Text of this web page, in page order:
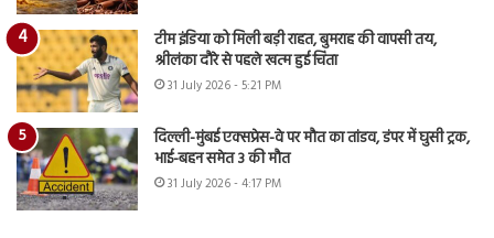
टीम इंडिया को मिली बड़ी राहत, बुमराह की वापसी तय,
श्रीलंका दौरे से पहले खत्म हुई चिंता
31 July 2026 - 5:21 PM
दिल्ली-मुंबई एक्सप्रेस-वे पर मौत का तांडव, डंपर में घुसी ट्रक,
भाई-बहन समेत 3 की मौत
31 July 2026 - 4:17 PM